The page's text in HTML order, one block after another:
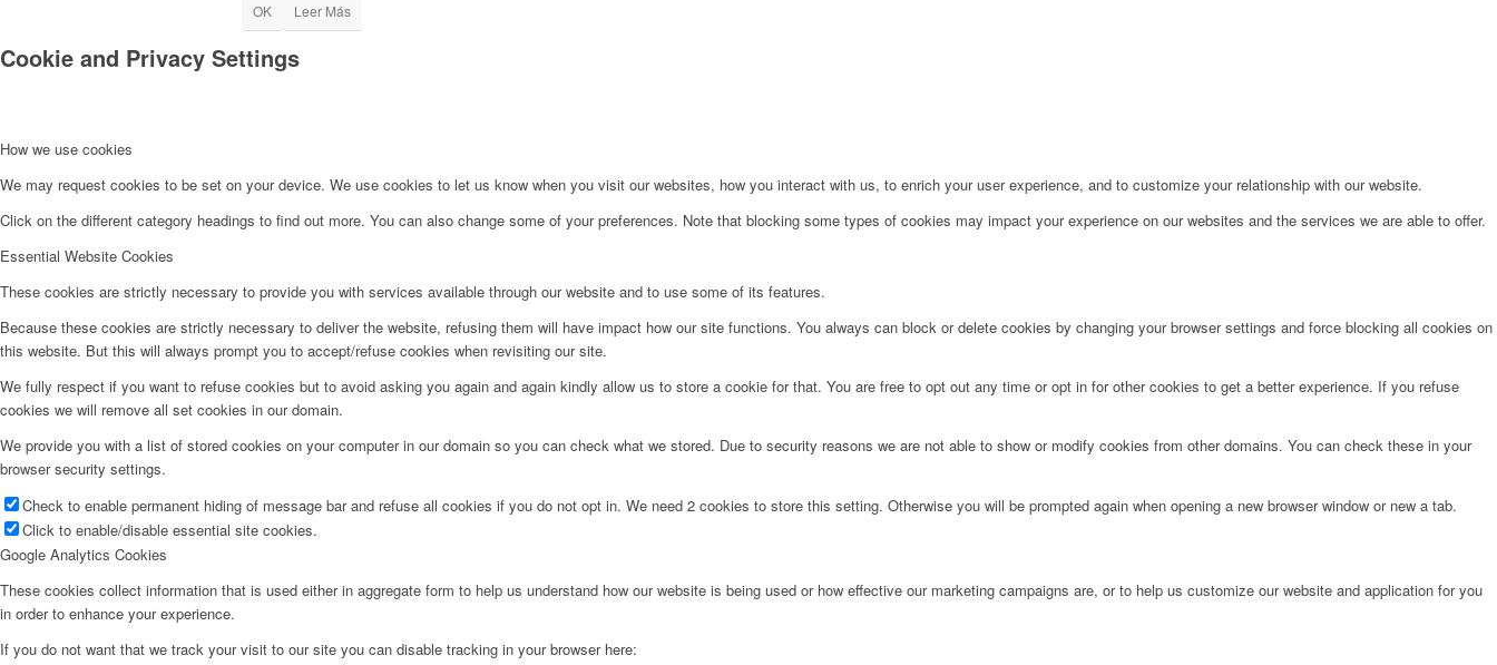
OK Leer Más
Cookie and Privacy Settings
How we use cookies
We may request cookies to be set on your device. We use cookies to let us know when you visit our websites, how you interact with us, to enrich your user experience, and to customize your relationship with our website.
Click on the different category headings to find out more. You can also change some of your preferences. Note that blocking some types of cookies may impact your experience on our websites and the services we are able to offer.
Essential Website Cookies
These cookies are strictly necessary to provide you with services available through our website and to use some of its features.
Because these cookies are strictly necessary to deliver the website, refusing them will have impact how our site functions. You always can block or delete cookies by changing your browser settings and force blocking all cookies on
this website. But this will always prompt you to accept/refuse cookies when revisiting our site.
We fully respect if you want to refuse cookies but to avoid asking you again and again kindly allow us to store a cookie for that. You are free to opt out any time or opt in for other cookies to get a better experience. If you refuse
cookies we will remove all set cookies in our domain.
We provide you with a list of stored cookies on your computer in our domain so you can check what we stored. Due to security reasons we are not able to show or modify cookies from other domains. You can check these in your
browser security settings.
Check to enable permanent hiding of message bar and refuse all cookies if you do not opt in. We need 2 cookies to store this setting. Otherwise you will be prompted again when opening a new browser window or new a tab.
Click to enable/disable essential site cookies.
Google Analytics Cookies
These cookies collect information that is used either in aggregate form to help us understand how our website is being used or how effective our marketing campaigns are, or to help us customize our website and application for you
in order to enhance your experience.
If you do not want that we track your visit to our site you can disable tracking in your browser here: